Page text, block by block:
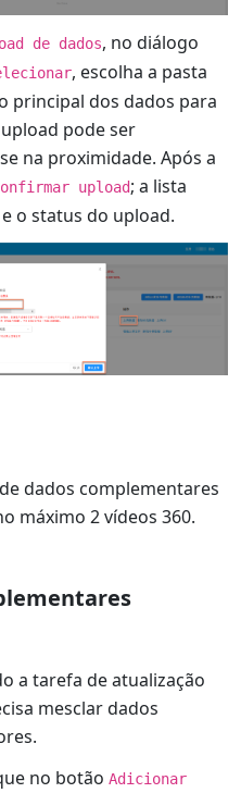
de dados, no diálogo
, escolha a pasta
principal dos dados para
pode ser
na proximidade. Após a
upload; a lista
o status do upload.
dados complementares
máximo 2 vídeos 360.
a tarefa de atualização
mesclar dados
no botão Adicionar